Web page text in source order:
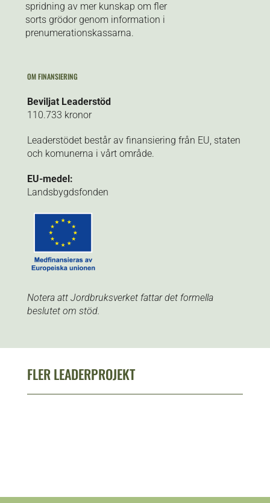
spridning av mer kunskap om fler
sorts grödor genom information i
prenumerationskassarna.
OM FINANSIERING
Beviljat Leaderstöd
110.733 kronor
Leaderstödet består av finansiering från EU, staten
och komunerna i vårt område.
EU-medel:
Landsbygdsfonden
Notera att Jordbruksverket fattar det formella
beslutet om stöd.
FLER LEADERPROJEKT